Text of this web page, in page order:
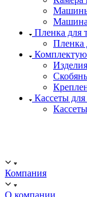
Машины
Машина
Пленка для
Пленка
Кассеты
Компания
О компании